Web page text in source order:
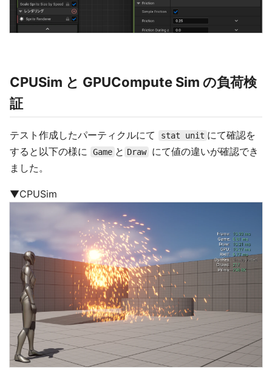
CPUSim と GPUCompute Sim の負荷検
証
テスト作成したパーティクルにて stat unit にて確認を
すると以下の様に
Game と Draw
にて値の違いが確認でき
ました。
▼CPUSim